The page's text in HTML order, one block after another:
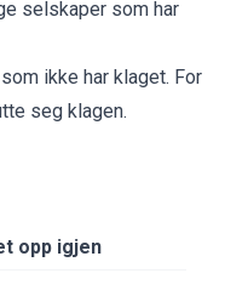
selskaper som har
ikke har klaget. For
seg klagen.
opp igjen